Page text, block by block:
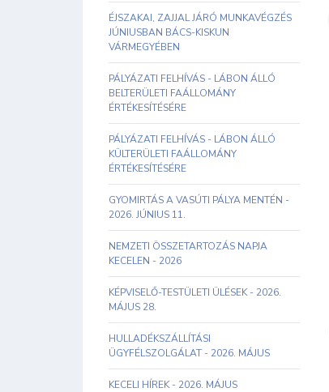
ÉJSZAKAI, ZAJJAL JÁRÓ MUNKAVÉGZÉS
JÚNIUSBAN BÁCS-KISKUN
VÁRMEGYÉBEN
PÁLYÁZATI FELHÍVÁS - LÁBON ÁLLÓ
BELTERÜLETI FAÁLLOMÁNY
ÉRTÉKESÍTÉSÉRE
PÁLYÁZATI FELHÍVÁS - LÁBON ÁLLÓ
KÜLTERÜLETI FAÁLLOMÁNY
ÉRTÉKESÍTÉSÉRE
GYOMIRTÁS A VASÚTI PÁLYA MENTÉN -
2026. JÚNIUS 11.
NEMZETI ÖSSZETARTOZÁS NAPJA
KECELEN - 2026
KÉPVISELŐ-TESTÜLETI ÜLÉSEK - 2026.
MÁJUS 28.
HULLADÉKSZÁLLÍTÁSI
ÜGYFÉLSZOLGÁLAT - 2026. MÁJUS
KECELI HÍREK - 2026. MÁJUS